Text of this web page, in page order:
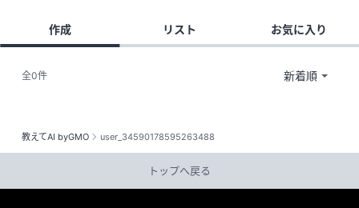
教えてAI byGMO user_34590178595263488
作成 リスト お気に入り
全0件
トップへ戻る